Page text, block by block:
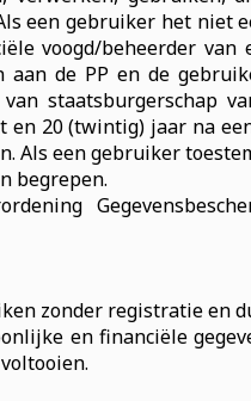
een gebruiker het niet
voogd/beheerder
de PP en de
staatsburgerschap
20 (twintig) jaar na
Als een gebruiker
begrepen.
zonder registratie en
en financiële